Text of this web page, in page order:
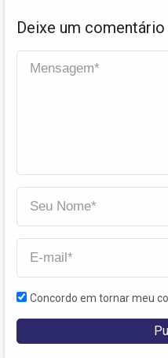
Deixe um comentário
Concordo em tornar meu